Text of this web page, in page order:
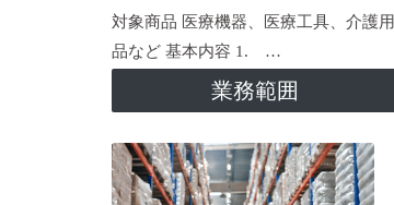
対象商品 医療機器、医療工具、介護用
品など 基本内容 1. …
業務範囲